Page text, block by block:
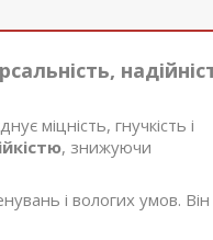
міцність, гнучкість і
, знижуючи
і вологих умов. Він